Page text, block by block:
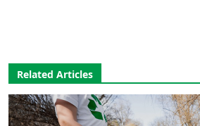
Related Articles